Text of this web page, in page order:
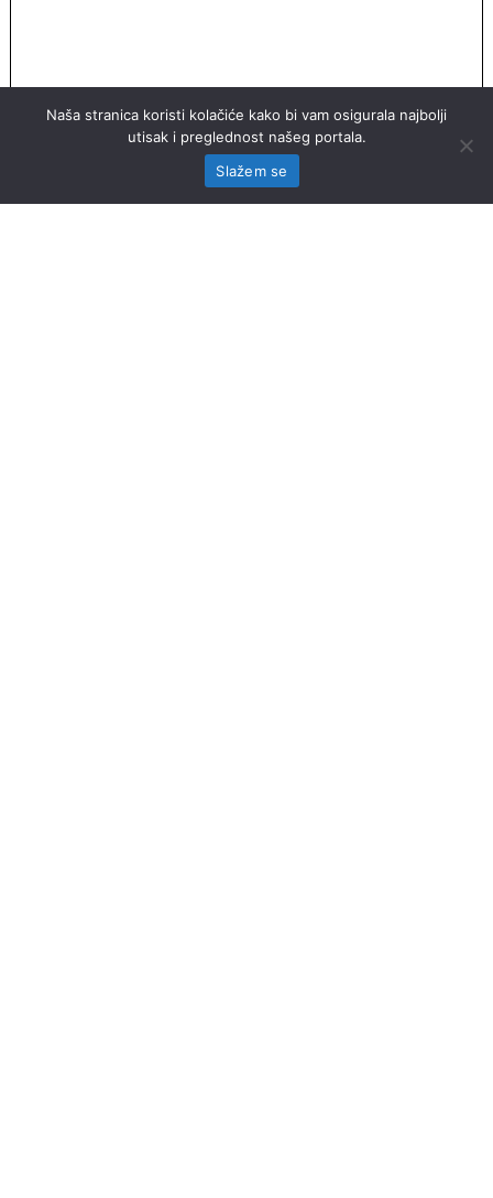
Naša stranica koristi kolačiće kako bi vam osigurala najbolji
utisak i preglednost našeg portala.
Slažem se